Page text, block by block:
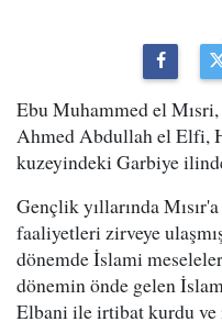
Ebu Muhammed el
Ahmed Abdullah el Elfi,
kuzeyindeki Garbiye
Gençlik yıllarında
faaliyetleri zirveye
dönemde İslami
dönemin önde gelen
Elbani ile irtibat kurdu ve